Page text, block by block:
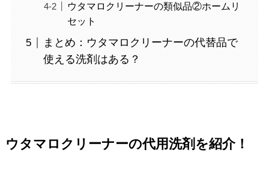
ウタマロクリーナーの類似品②ホームリ
セット
まとめ：ウタマロクリーナーの代替品で
使える洗剤はある？
ウタマロクリーナーの代用洗剤を紹介！